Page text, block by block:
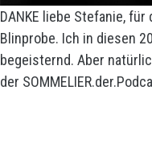
DANKE liebe Stefanie,
Blinprobe. Ich in diesen
begeisternd. Aber
der